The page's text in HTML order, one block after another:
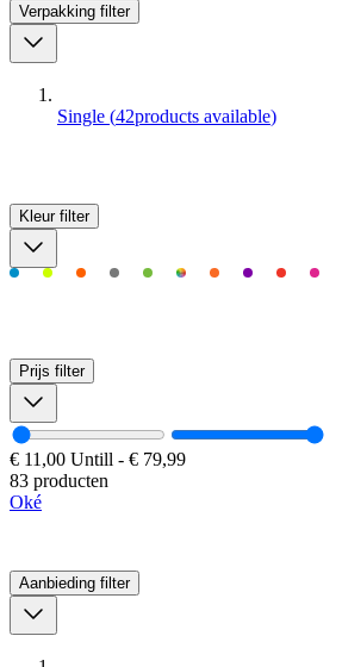
Verpakking filter
Single (42products available)
Kleur filter
Prijs filter
€ 11,00 Untill - € 79,99
83 producten
Oké
Aanbieding filter